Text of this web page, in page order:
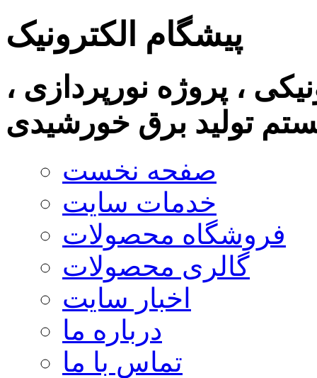
پیشگام الکترونیک
، پروژه نورپردازی ،
تولید برق خورشیدی
صفحه نخست
خدمات سایت
فروشگاه محصولات
گالری محصولات
اخبار سایت
درباره ما
تماس با ما